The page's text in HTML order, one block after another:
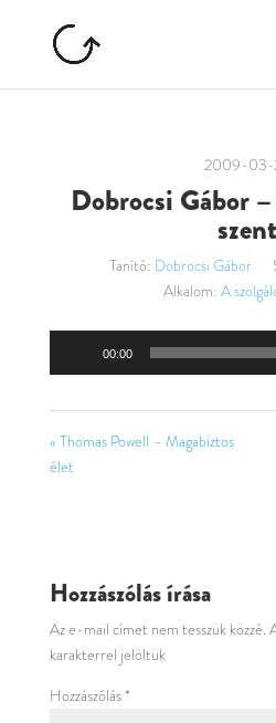
2009-03-
Dobrocsi Gábor
szent
Tanító: Dobrocsi Gábor
Alkalom: A
00:00
« Thomas Powell – Magabiztos
élet
Hozzászólás írása
Az e-mail címet nem tesszük közzé.
karakterrel jelöltük
Hozzászólás *